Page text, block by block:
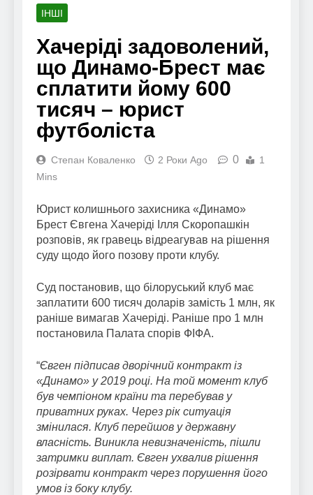
ІНШІ
Хачеріді задоволений,
що Динамо-Брест має
сплатити йому 600
тисяч – юрист
футболіста
Степан Коваленко 2 Роки Ago 0
1
Mins
Юрист колишнього захисника «Динамо»
Брест Євгена Хачеріді Ілля Скоропашкін
розповів, як гравець відреагував на рішення
суду щодо його позову проти клубу.
Суд постановив, що білоруський клуб має
заплатити 600 тисяч доларів замість 1 млн, як
раніше вимагав Хачеріді. Раніше про 1 млн
постановила Палата спорів ФІФА.
“Євген підписав дворічний контракт із
«Динамо» у 2019 році. На той момент клуб
був чемпіоном країни та перебував у
приватних руках. Через рік ситуація
змінилася. Клуб перейшов у державну
власність. Виникла невизначеність, пішли
затримки виплат. Євген ухвалив рішення
розірвати контракт через порушення його
умов із боку клубу.